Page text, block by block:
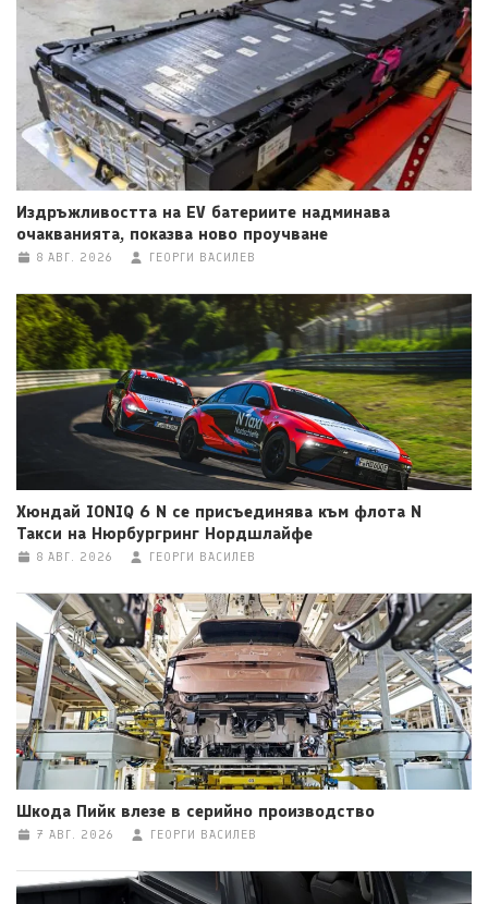
Издръжливостта на EV батериите надминава
очакванията, показва ново проучване
8 АВГ. 2026 ГЕОРГИ ВАСИЛЕВ
Хюндай IONIQ 6 N се присъединява към флота N
Такси на Нюрбургринг Нордшлайфе
8 АВГ. 2026 ГЕОРГИ ВАСИЛЕВ
Шкода Пийк влезе в серийно производство
7 АВГ. 2026 ГЕОРГИ ВАСИЛЕВ